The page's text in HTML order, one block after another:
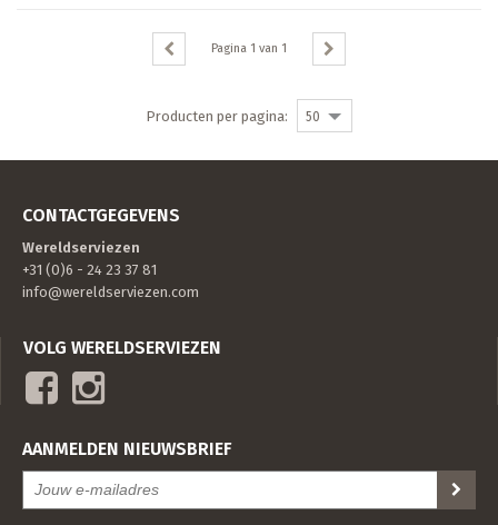
Producten per pagina: 50
Pagina 1 van 1
CONTACTGEGEVENS
Wereldserviezen
+31 (0)6 - 24 23 37 81
info@wereldserviezen.com
VOLG WERELDSERVIEZEN
AANMELDEN NIEUWSBRIEF